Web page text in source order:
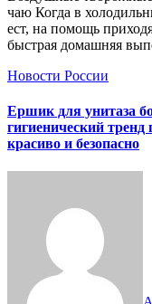
чаю Когда в
ест, на помощь
быстрая домашняя
Новости России
Ершик для унитаза
гигиенический
красиво и безопасно